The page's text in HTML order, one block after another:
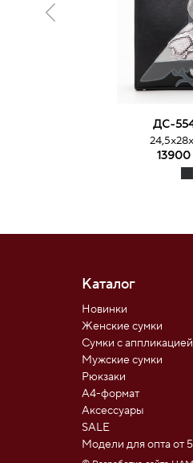
ДС-
13900
Каталог
Новинки
Женские сумки
Сумки с аппликацией
Мужские сумки
Рюкзаки
А4-формат
Аксессуары
SALE
Модели для опта от